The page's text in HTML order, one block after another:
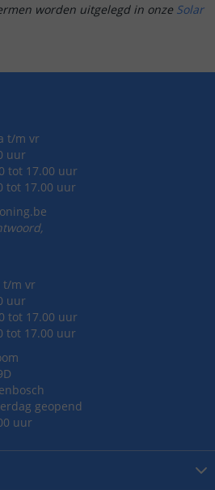
worden uitgelegd in onze Solar
t/m vr
uur
tot 17.00 uur
tot 17.00 uur
t/m vr
uur
tot 17.00 uur
tot 17.00 uur
D
geopend
uur